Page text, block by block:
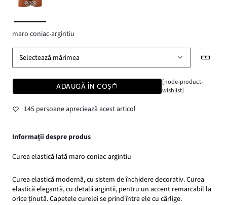
maro coniac-argintiu
Selectează mărimea
ADAUGĂ ÎN COȘ
[node-product-
wishlist]
145 persoane apreciează acest articol
Informații despre produs
Curea elastică lată maro coniac-argintiu
Curea elastică modernă, cu sistem de închidere decorativ. Curea
elastică elegantă, cu detalii argintii, pentru un accent remarcabil la
orice ținută. Capetele curelei se prind între ele cu cârlige.